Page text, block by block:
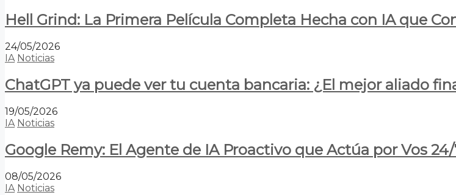
Hell Grind: La Primera Película Completa Hecha con IA que
24/05/2026
IA Noticias
ChatGPT ya puede ver tu cuenta bancaria: ¿El mejor aliado
19/05/2026
IA Noticias
Google Remy: El Agente de IA Proactivo que Actúa por Vos
08/05/2026
IA Noticias